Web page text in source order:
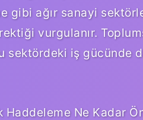
gibi ağır sanayi
vurgulanır.
sektördeki iş
Haddeleme Ne Kadar